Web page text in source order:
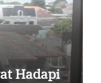
Hadapi